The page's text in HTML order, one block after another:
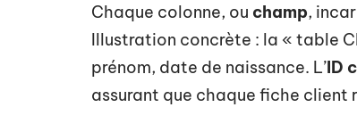
Chaque colonne, ou champ,
Illustration concrète : la « table
prénom, date de naissance. L’ID
assurant que chaque fiche client